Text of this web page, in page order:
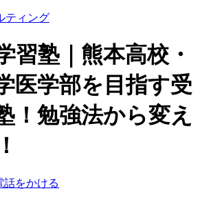
習塾｜熊本高校・
医学部を目指す受
！勉強法から変え